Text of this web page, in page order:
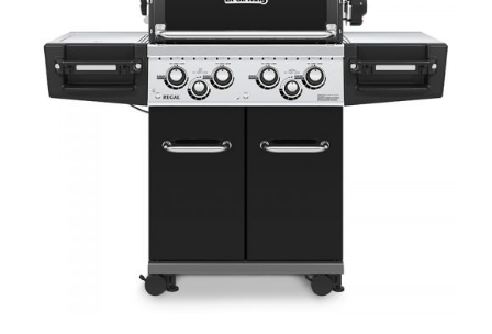
ΛΕΠΤΟΜΈΡΕΙΕΣ